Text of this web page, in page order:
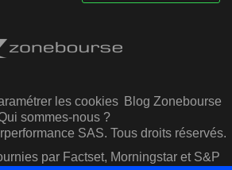
les cookies Blog Zonebourse
sommes-nous ?
SAS. Tous droits réservés.
par Factset, Morningstar et S&P